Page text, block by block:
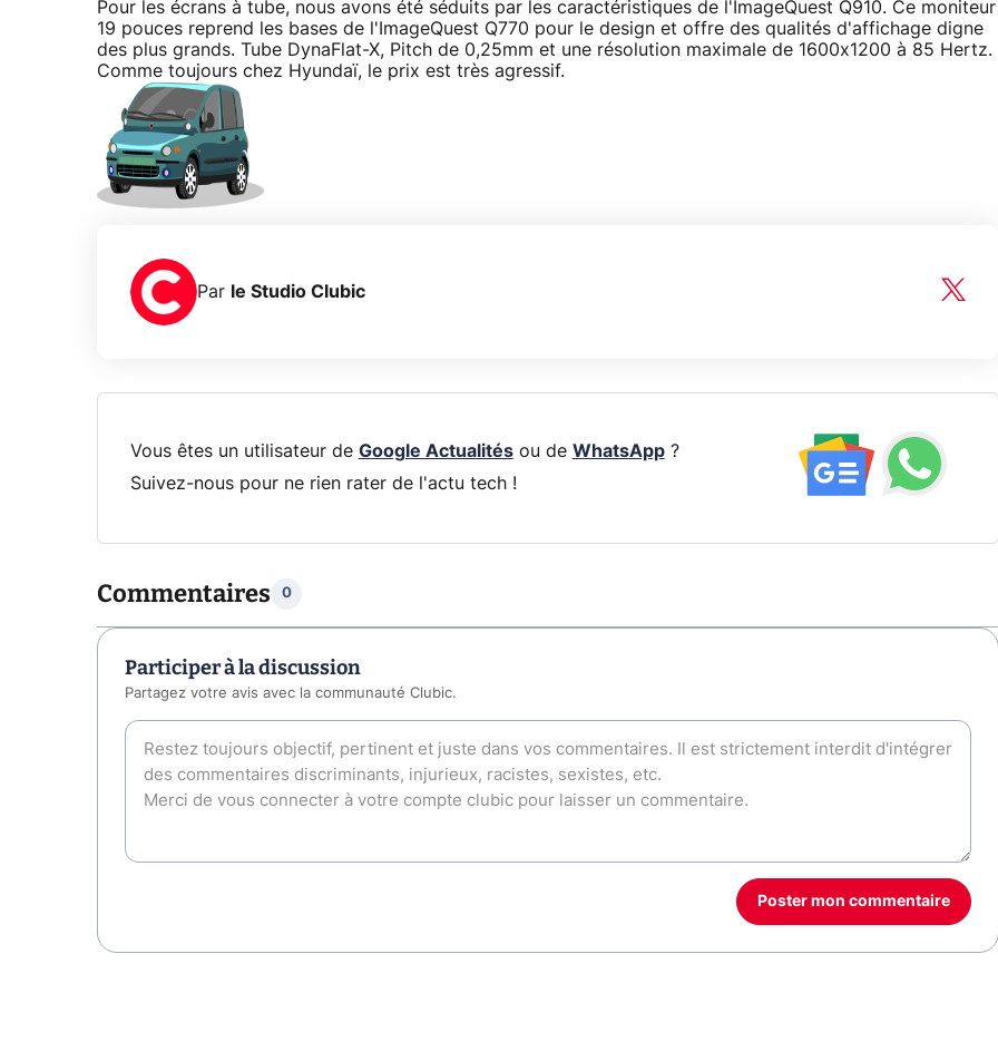
Pour les écrans à tube, nous avons été séduits par les caractéristiques de l'ImageQuest Q910. Ce moniteur
19 pouces reprend les bases de l'ImageQuest Q770 pour le design et offre des qualités d'affichage digne
des plus grands. Tube DynaFlat-X, Pitch de 0,25mm et une résolution maximale de 1600x1200 à 85 Hertz.
Comme toujours chez Hyundaï, le prix est très agressif.
Par le Studio Clubic
Vous êtes un utilisateur de Google Actualitésou de WhatsApp?
Suivez-nous pour ne rien rater de l'actu tech !
Commentaires 0
Participer à la discussion
Partagez votre avis avec la communauté Clubic.
Poster mon commentaire